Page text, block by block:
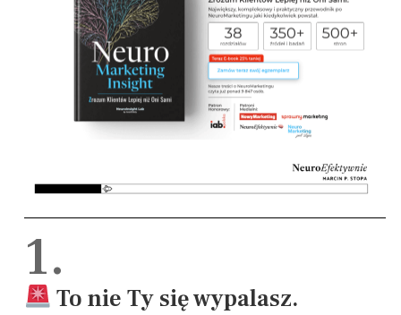
1.
To nie Ty się wypalasz.